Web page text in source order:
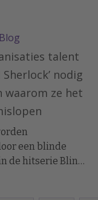
niet kloppen
Werkgevers
hoor en
passen en
vast te
Blog
talent
nodig
ze het
een blinde
de hitserie Blind